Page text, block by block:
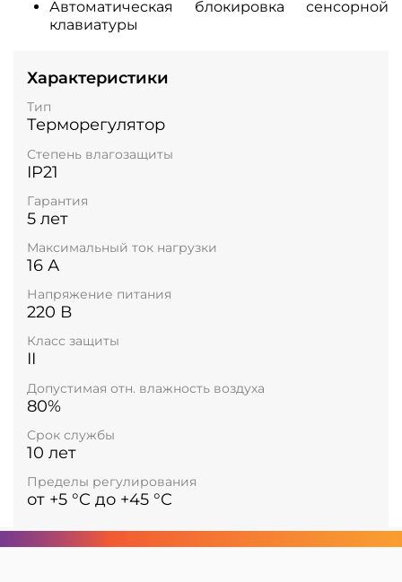
Автоматическая блокировка сенсорной
клавиатуры
Характеристики
Тип
Терморегулятор
Степень влагозащиты
IP21
Гарантия
5 лет
Максимальный ток нагрузки
16 А
Напряжение питания
220 В
Класс защиты
II
Допустимая отн. влажность воздуха
80%
Срок службы
10 лет
Пределы регулирования
от +5 °C до +45 °C